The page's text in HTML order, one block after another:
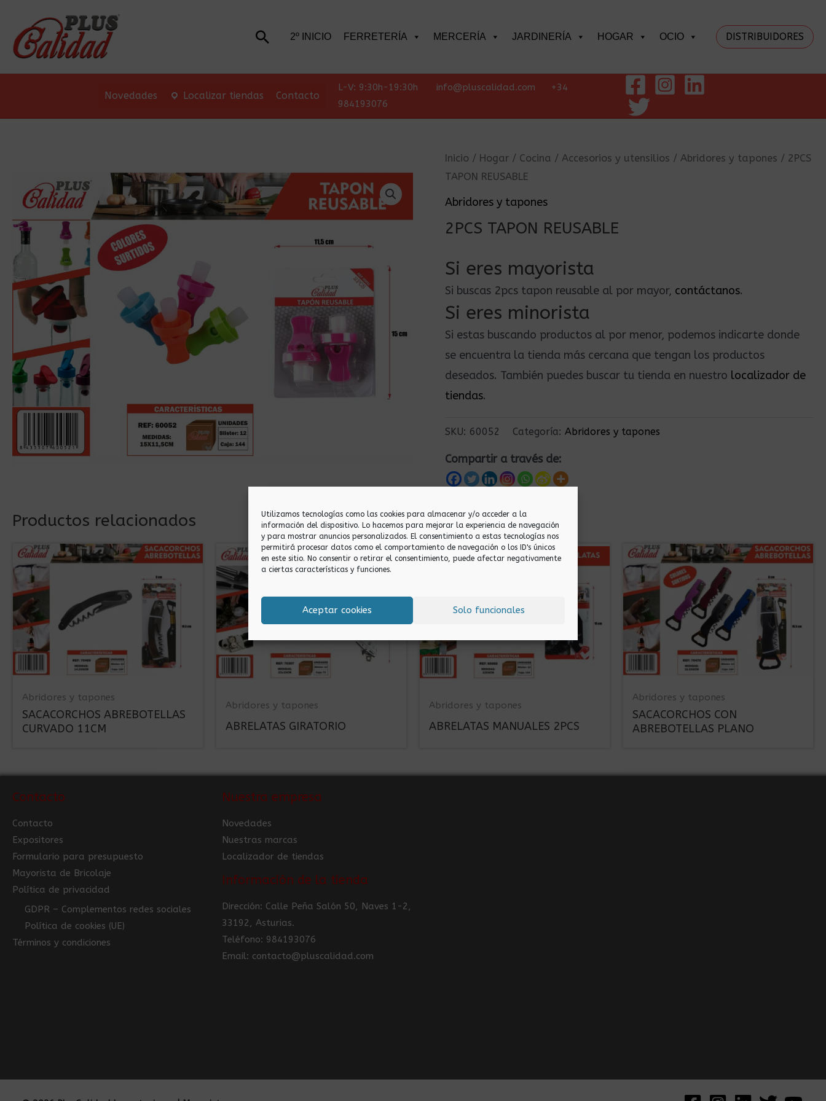
Utilizamos tecnologías como las cookies para almacenar y/o acceder a la
información del dispositivo. Lo hacemos para mejorar la experiencia de navegación
y para mostrar anuncios personalizados. El consentimiento a estas tecnologías nos
permitirá procesar datos como el comportamiento de navegación o los ID's únicos
en este sitio. No consentir o retirar el consentimiento, puede afectar negativamente
a ciertas características y funciones.
Aceptar cookies Solo funcionales
Buscar2º INICIO FERRETERÍA MERCERÍA JARDINERÍA HOGAR OCIO DISTRIBUIDORES
Novedades Localizar tiendas Contacto
L-V: 9:30h-19:30h info@pluscalidad.com
+34
984193076
Inicio / Hogar / Cocina /Accesorios y utensilios /Abridores y tapones / 2PCS
TAPON REUSABLE
Abridores y tapones
2PCS TAPON REUSABLE
Si eres mayorista
Si buscas 2pcs tapon reusable al por mayor, contáctanos.
Si eres minorista
Si estas buscando productos al por menor, podemos indicarte donde
se encuentra la tienda más cercana que tengan los productos
deseados. También puedes buscar tu tienda en nuestro localizador de
tiendas.
SKU: 60052 Categoría:Abridores y tapones
Compartir a través de:
Productos relacionados
Abridores y tapones
SACACORCHOS ABREBOTELLAS
CURVADO 11CM
Abridores y tapones
ABRELATAS GIRATORIO
Abridores y tapones
ABRELATAS MANUALES 2PCS
Abridores y tapones
SACACORCHOS CON
ABREBOTELLAS PLANO
Contacto
Contacto
Expositores
Formulario para presupuesto
Mayorista de Bricolaje
Política de privacidad
GDPR – Complementos redes sociales
Política de cookies (UE)
Términos y condiciones
Nuestra empresa
Novedades
Nuestras marcas
Localizador de tiendas
Información de la tienda
Dirección: Calle Peña Salón 50, Naves 1-2,
33192, Asturias.
Teléfono: 984193076
Email: contacto@pluscalidad.com